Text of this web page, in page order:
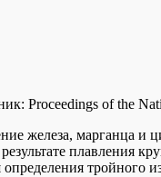
Proceedings of the
железа, марганца
тройного